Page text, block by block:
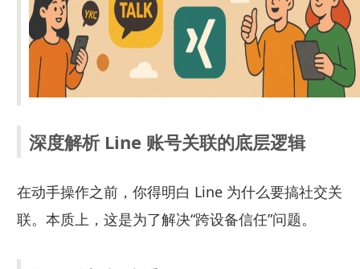
深度解析 Line 账号关联的底层逻辑
在动手操作之前，你得明白 Line 为什么要搞社交关
联。本质上，这是为了解决“跨设备信任”问题。